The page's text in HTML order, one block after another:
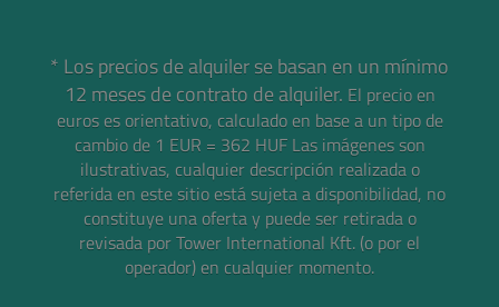
* Los precios de alquiler se basan en un mínimo
12 meses de contrato de alquiler. El precio en
euros es orientativo, calculado en base a un tipo de
cambio de 1 EUR = 362 HUF Las imágenes son
ilustrativas, cualquier descripción realizada o
referida en este sitio está sujeta a disponibilidad, no
constituye una oferta y puede ser retirada o
revisada por Tower International Kft. (o por el
operador) en cualquier momento.